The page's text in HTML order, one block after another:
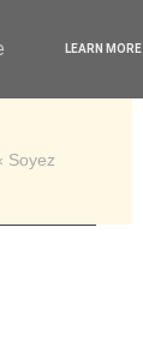
Soyez
LEARN MORE